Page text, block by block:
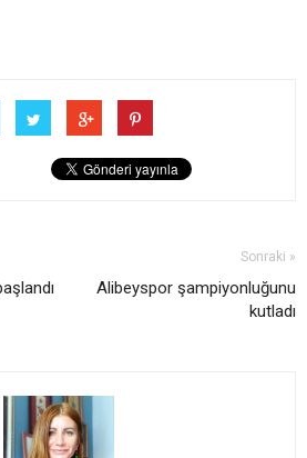
Sonraki »
Alibeyspor şampiyonluğunu
kutladı